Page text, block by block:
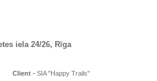
iela 24/26, Rīga
Client - SIA "Happy Trails"